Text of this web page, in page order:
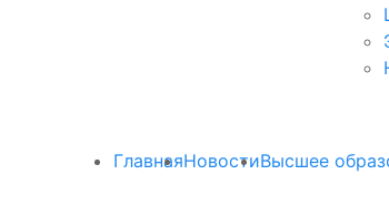
ГлавнаяНовостиВысшее